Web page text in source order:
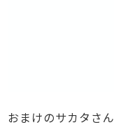
おまけのサカタさん